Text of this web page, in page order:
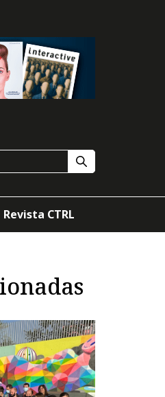
Revista CTRL